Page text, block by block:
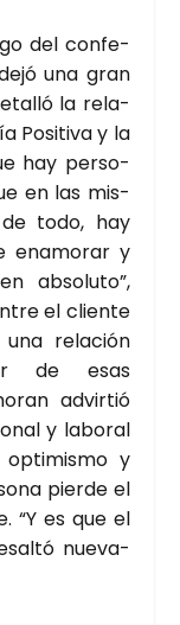
del con­fe­
una gran
la rela­
Posi­ti­va y la
hay per­so­
en las mis­
todo, hay
ena­mo­rar y
abso­lu­to”,
el clien­te
rela­ción
de esas
advir­tió
y labo­ral
opti­mis­mo y
pier­de el
“Y es que el
nue­va­